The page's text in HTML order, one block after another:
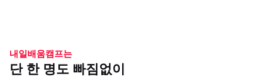
내일배움캠프는
단 한 명도 빠짐없이